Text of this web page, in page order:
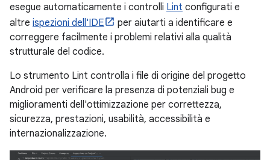
esegue automaticamente i controlli Lint configurati e
altre ispezioni dell'IDE
per aiutarti a identificare e
correggere facilmente i problemi relativi alla qualità
strutturale del codice.
Lo strumento Lint controlla i file di origine del progetto
Android per verificare la presenza di potenziali bug e
miglioramenti dell'ottimizzazione per correttezza,
sicurezza, prestazioni, usabilità, accessibilità e
internazionalizzazione.